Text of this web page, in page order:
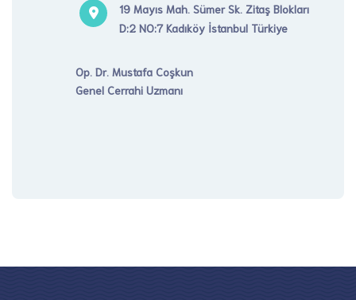
19 Mayıs Mah. Sümer Sk. Zitaş Blokları
D:2 NO:7 Kadıköy İstanbul Türkiye
Op. Dr. Mustafa Coşkun
Genel Cerrahi Uzmanı